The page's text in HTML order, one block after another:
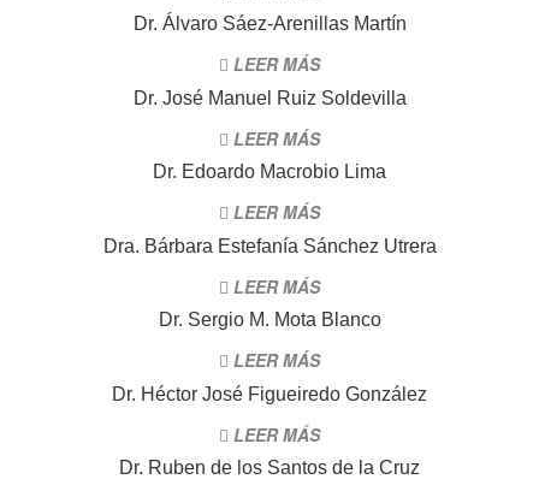
Dr. Álvaro Sáez-Arenillas Martín
LEER MÁS
Dr. José Manuel Ruiz Soldevilla
LEER MÁS
Dr. Edoardo Macrobio Lima
LEER MÁS
Dra. Bárbara Estefanía Sánchez Utrera
LEER MÁS
Dr. Sergio M. Mota Blanco
LEER MÁS
Dr. Héctor José Figueiredo González
LEER MÁS
Dr. Ruben de los Santos de la Cruz